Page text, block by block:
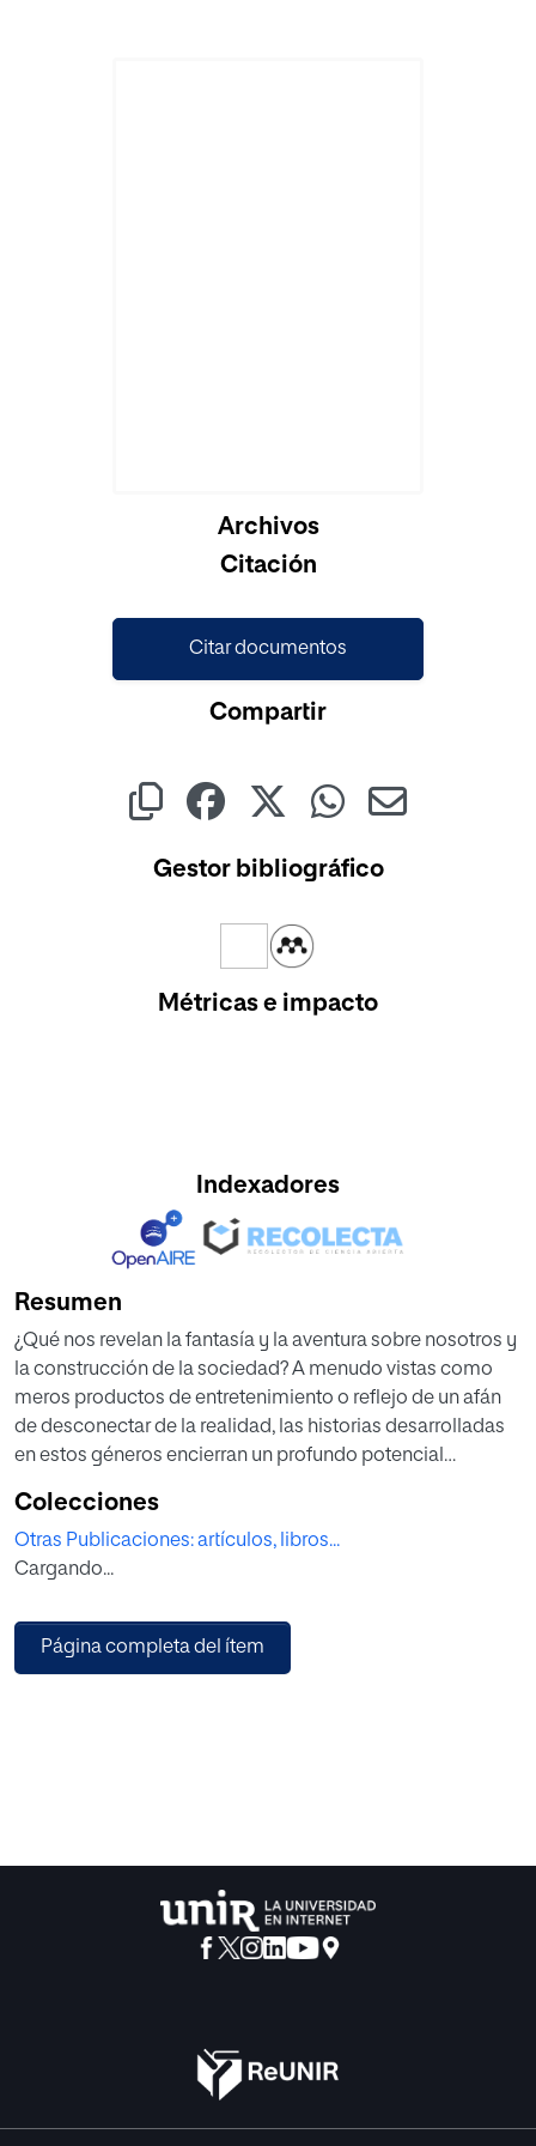
Cargando...Archivos
Citación
Citar documentos
Compartir
Gestor bibliográfico
Métricas e impacto
Indexadores
Resumen
¿Qué nos revelan la fantasía y la aventura sobre nosotros y
la construcción de la sociedad? A menudo vistas como
meros productos de entretenimiento o reflejo de un afán
de desconectar de la realidad, las historias desarrolladas
en estos géneros encierran un profundo potencial
asombrosas, relatos míticos y desafíos épicos, nos
enfrentamos a ritos de paso que reflejan valores
esenciales para el crecimiento individual y colectivo. Con
la esencia de estos géneros, su vínculo con la tradición y
su impacto en la cultura actual. Obras como Stranger
Colecciones
Otras Publicaciones: artículos, libros...
Cargando...
Página completa del ítem